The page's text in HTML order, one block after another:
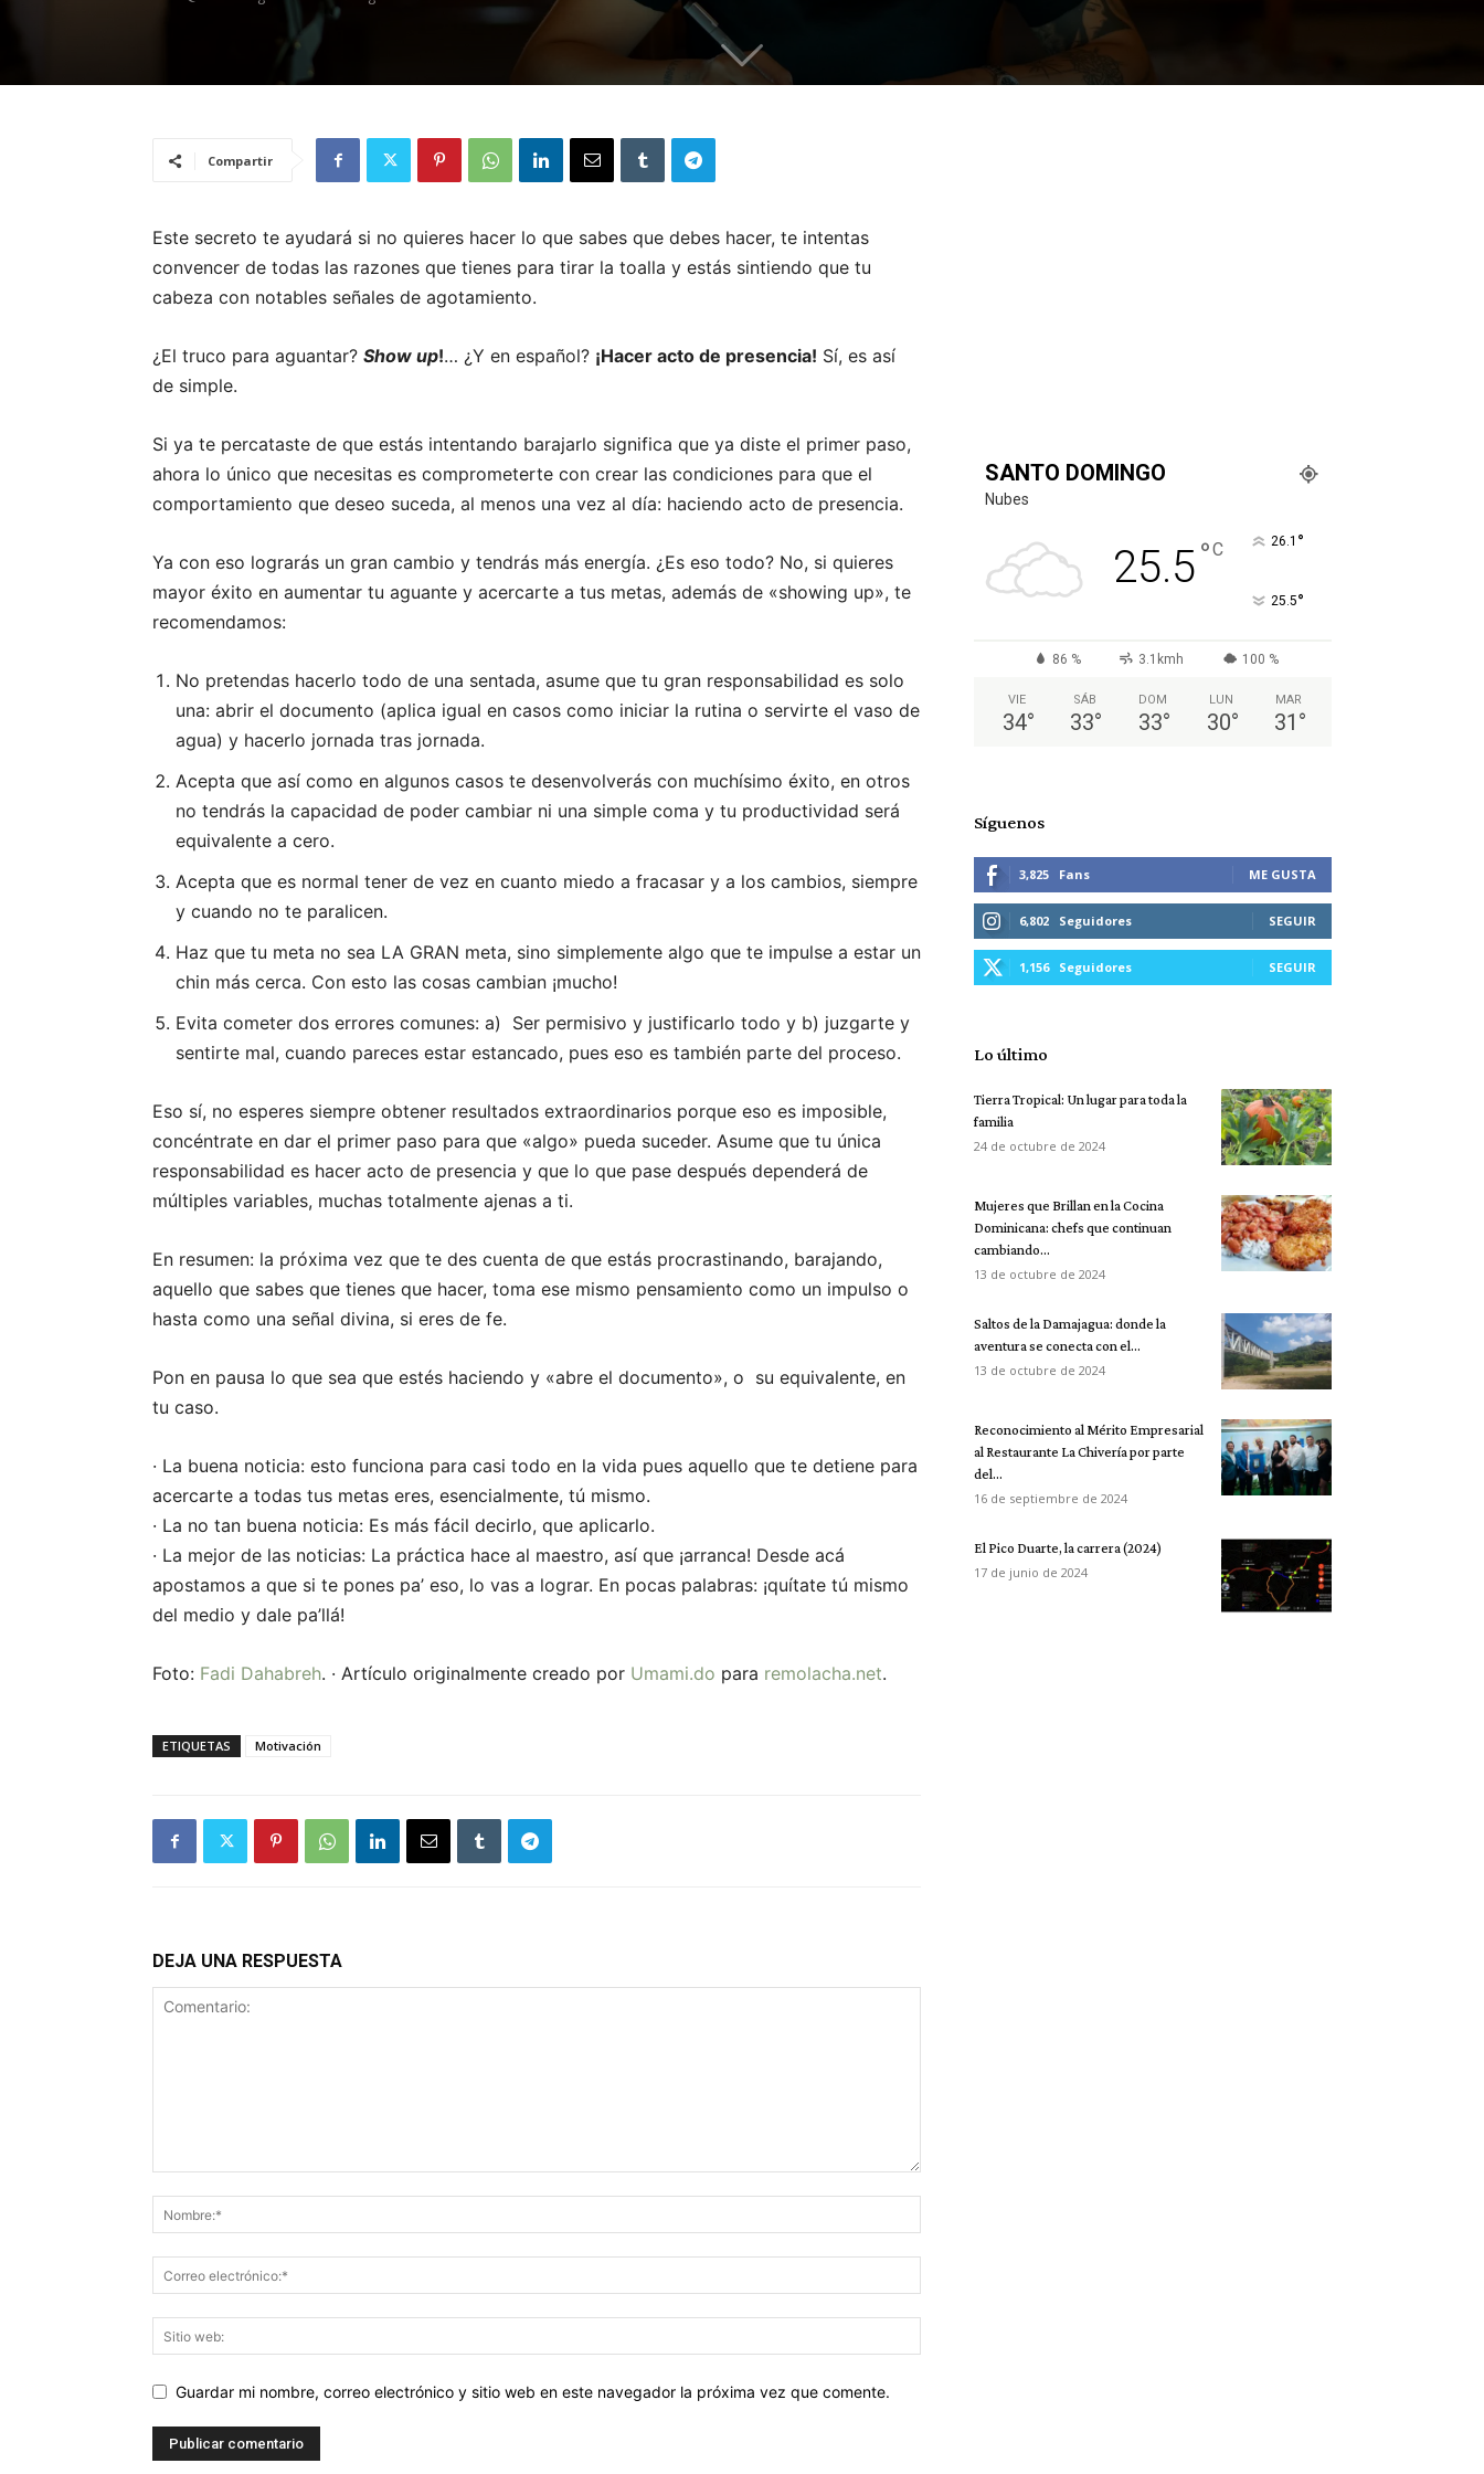
Compartir
Este secreto te ayudará si no quieres hacer lo que sabes que debes hacer, te intentas
convencer de todas las razones que tienes para tirar la toalla y estás sintiendo que tu
cabeza con notables señales de agotamiento.
¿El truco para aguantar? Show up!… ¿Y en español? ¡Hacer acto de presencia! Sí, es así
de simple.
Si ya te percataste de que estás intentando barajarlo significa que ya diste el primer paso,
ahora lo único que necesitas es comprometerte con crear las condiciones para que el
comportamiento que deseo suceda, al menos una vez al día: haciendo acto de presencia.
Ya con eso lograrás un gran cambio y tendrás más energía. ¿Es eso todo? No, si quieres
mayor éxito en aumentar tu aguante y acercarte a tus metas, además de «showing up», te
recomendamos:
No pretendas hacerlo todo de una sentada, asume que tu gran responsabilidad es solo
una: abrir el documento (aplica igual en casos como iniciar la rutina o servirte el vaso de
agua) y hacerlo jornada tras jornada.
Acepta que así como en algunos casos te desenvolverás con muchísimo éxito, en otros
no tendrás la capacidad de poder cambiar ni una simple coma y tu productividad será
equivalente a cero.
Acepta que es normal tener de vez en cuanto miedo a fracasar y a los cambios, siempre
y cuando no te paralicen.
Haz que tu meta no sea LA GRAN meta, sino simplemente algo que te impulse a estar un
chin más cerca. Con esto las cosas cambian ¡mucho!
Evita cometer dos errores comunes: a) Ser permisivo y justificarlo todo y b) juzgarte y
sentirte mal, cuando pareces estar estancado, pues eso es también parte del proceso.
Eso sí, no esperes siempre obtener resultados extraordinarios porque eso es imposible,
concéntrate en dar el primer paso para que «algo» pueda suceder. Asume que tu única
responsabilidad es hacer acto de presencia y que lo que pase después dependerá de
múltiples variables, muchas totalmente ajenas a ti.
En resumen: la próxima vez que te des cuenta de que estás procrastinando, barajando,
aquello que sabes que tienes que hacer, toma ese mismo pensamiento como un impulso o
hasta como una señal divina, si eres de fe.
Pon en pausa lo que sea que estés haciendo y «abre el documento», o su equivalente, en
tu caso.
· La buena noticia: esto funciona para casi todo en la vida pues aquello que te detiene para
acercarte a todas tus metas eres, esencialmente, tú mismo.
· La no tan buena noticia: Es más fácil decirlo, que aplicarlo.
· La mejor de las noticias: La práctica hace al maestro, así que ¡arranca! Desde acá
apostamos a que si te pones pa’ eso, lo vas a lograr. En pocas palabras: ¡quítate tú mismo
del medio y dale pa’llá!
Foto: Fadi Dahabreh. · Artículo originalmente creado por Umami.do para remolacha.net.
ETIQUETAS Motivación
DEJA UNA RESPUESTA
Guardar mi nombre, correo electrónico y sitio web en este navegador la próxima vez que comente.
SANTO DOMINGO
Nubes
25.5°C 26.1 °
25.5°
86 % 3.1kmh 100 %
VIE
34°
SÁB
33°
DOM
33°
LUN
30°
MAR
31 °
Síguenos
3,825 Fans ME GUSTA
6,802 Seguidores SEGUIR
1,156 Seguidores SEGUIR
Lo último
Tierra Tropical: Un lugar para toda la
familia
24 de octubre de 2024
Mujeres que Brillan en la Cocina
Dominicana: chefs que continuan
cambiando...
13 de octubre de 2024
Saltos de la Damajagua: donde la
aventura se conecta con el...
13 de octubre de 2024
Reconocimiento al Mérito Empresarial
al Restaurante La Chivería por parte
del...
16 de septiembre de 2024
El Pico Duarte, la carrera (2024)
17 de junio de 2024